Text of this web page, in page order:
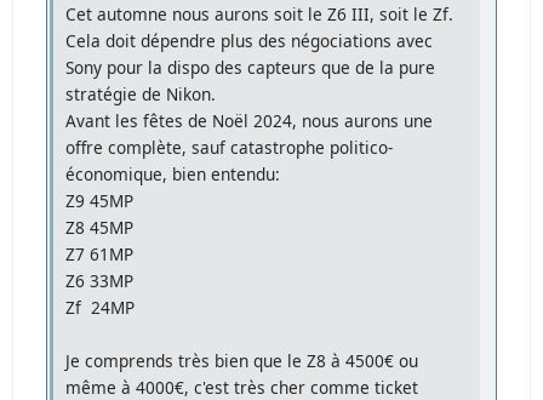
Cet automne nous aurons soit le Z6 III, soit le Zf.
Cela doit dépendre plus des négociations avec
Sony pour la dispo des capteurs que de la pure
stratégie de Nikon.
Avant les fêtes de Noël 2024, nous aurons une
offre complète, sauf catastrophe politico-
économique, bien entendu:
Z9 45MP
Z8 45MP
Z7 61MP
Z6 33MP
Zf 24MP
Je comprends très bien que le Z8 à 4500€ ou
même à 4000€, c'est très cher comme ticket